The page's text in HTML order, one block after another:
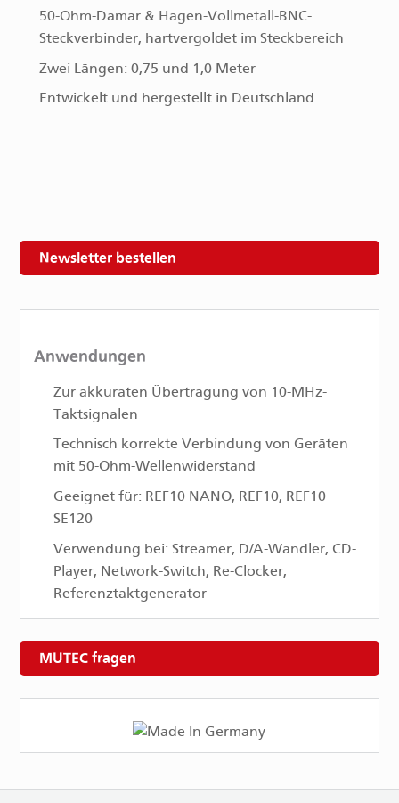
50-Ohm-Damar & Hagen-Vollmetall-BNC-
Steckverbinder, hartvergoldet im Steckbereich
Zwei Längen: 0,75 und 1,0 Meter
Entwickelt und hergestellt in Deutschland
Newsletter bestellen
Anwendungen
Zur akkuraten Übertragung von 10-MHz-
Taktsignalen
Technisch korrekte Verbindung von Geräten
mit 50-Ohm-Wellenwiderstand
Geeignet für: REF10 NANO, REF10, REF10
SE120
Verwendung bei: Streamer, D/A-Wandler, CD-
Player, Network-Switch, Re-Clocker,
Referenztaktgenerator
MUTEC fragen